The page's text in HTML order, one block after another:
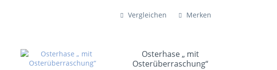
verschluckt...
Vergleichen Merken
Osterhase „ mit
Osterüberraschung“